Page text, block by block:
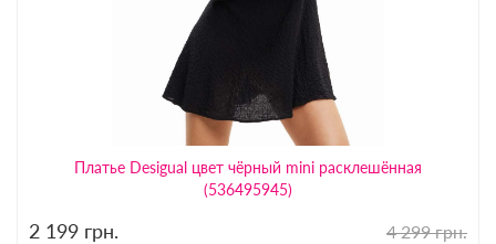
Платье Desigual цвет чёрный mini расклешённая
(536495945)
2 199 грн.
4 299 грн.